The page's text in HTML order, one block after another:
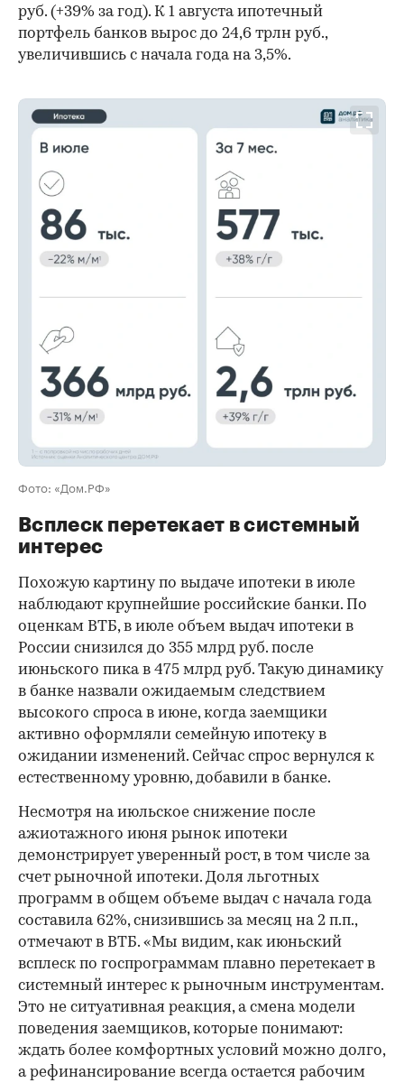
руб. (+39% за год). К 1 августа ипотечный
портфель банков вырос до 24,6 трлн руб.,
увеличившись с начала года на 3,5%.
Фото: «Дом.РФ»
Всплеск перетекает в системный
интерес
Похожую картину по выдаче ипотеки в июле
наблюдают крупнейшие российские банки. По
оценкам ВТБ, в июле объем выдач ипотеки в
России снизился до 355 млрд руб. после
июньского пика в 475 млрд руб. Такую динамику
в банке назвали ожидаемым следствием
высокого спроса в июне, когда заемщики
активно оформляли семейную ипотеку в
ожидании изменений. Сейчас спрос вернулся к
естественному уровню, добавили в банке.
Несмотря на июльское снижение после
ажиотажного июня рынок ипотеки
демонстрирует уверенный рост, в том числе за
счет рыночной ипотеки. Доля льготных
программ в общем объеме выдач с начала года
составила 62%, снизившись за месяц на 2 п.п.,
отмечают в ВТБ. «Мы видим, как июньский
всплеск по госпрограммам плавно перетекает в
системный интерес к рыночным инструментам.
Это не ситуативная реакция, а смена модели
поведения заемщиков, которые понимают:
ждать более комфортных условий можно долго,
а рефинансирование всегда остается рабочим